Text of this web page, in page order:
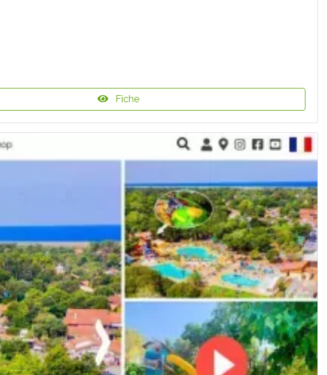
Fiche